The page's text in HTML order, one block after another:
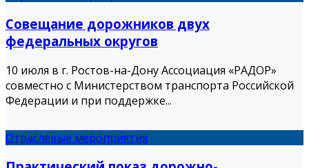
Совещание дорожников двух
федеральных округов
10 июля в г. Ростов-на-Дону Ассоциация «РАДОР»
совместно с Министерством транспорта Российской
Федерации и при поддержке...
Отраслевые мероприятия